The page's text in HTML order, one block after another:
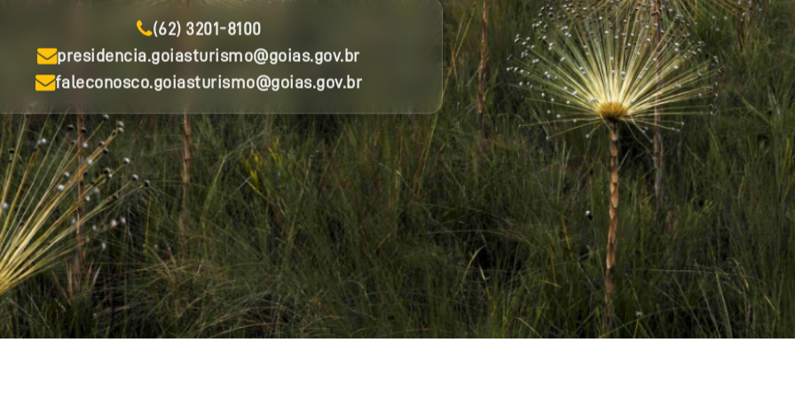
(62) 3201-8100
presidencia.goiasturismo@goias.gov.br
faleconosco.goiasturismo@goias.gov.br